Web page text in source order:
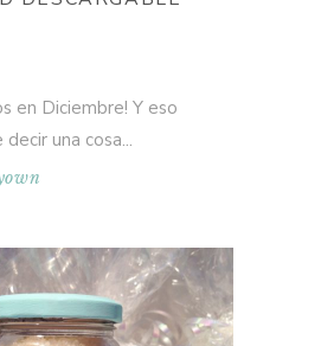
en Diciembre! Y eso
decir una cosa